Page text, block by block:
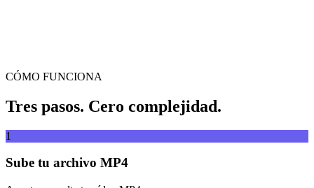
CÓMO FUNCIONA
Tres pasos. Cero complejidad.
1
Sube tu archivo MP4